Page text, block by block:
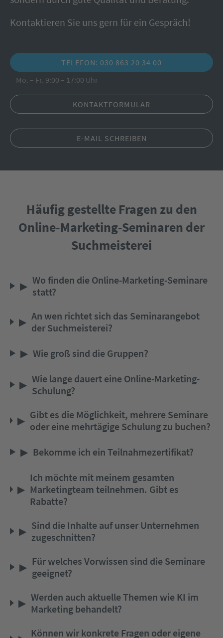
Kontaktieren Sie uns gern für ein Gespräch!
TELEFON: 030 863 20 34 00
Mo. – Fr. 9:00 – 17:00 Uhr
KONTAKTFORMULAR
E-MAIL SCHREIBEN
Häufig gestellte Fragen zu den
Online-Marketing-Seminaren der
Suchmeisterei
▶ Wo finden die Online-Marketing-Seminare
statt?
▶ An wen richtet sich das Seminarangebot
der Suchmeisterei?
▶ Wie groß sind die Gruppen?
▶ Wie lange dauert eine Online-Marketing-
Schulung?
▶ Gibt es die Möglichkeit, mehrere Seminare
oder eine mehrtägige Schulung zu buchen?
▶ Bekomme ich ein Teilnahmezertifikat?
▶
Ich möchte mit meinem gesamten
Marketingteam teilnehmen. Gibt es
Rabatte?
▶ Sind die Inhalte auf unser Unternehmen
zugeschnitten?
▶ Für welches Vorwissen sind die Seminare
geeignet?
▶ Werden auch aktuelle Themen wie KI im
Marketing behandelt?
Können wir konkrete Fragen oder eigene